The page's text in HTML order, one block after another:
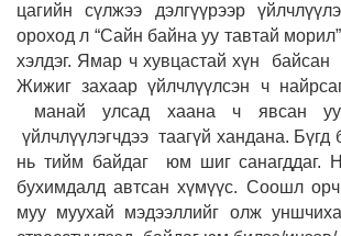
цагийн сүлжээ дэлгүүрээр
ороход л “Сайн байна уу тавтай
хэлдэг. Ямар ч хувцастай хүн байсан
Жижиг захаар үйлчлүүлсэн ч
манай улсад хаана ч явсан
үйлчлүүлэгчдээ таагүй хандана.
нь тийм байдаг юм шиг санагддаг.
бухимдалд автсан хүмүүс. Соошл
муу муухай мэдээллийг олж